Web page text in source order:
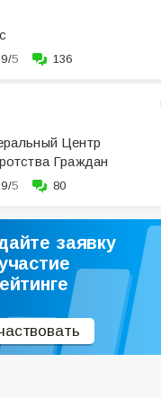
5 136
Центр
Граждан
5 80
заявку